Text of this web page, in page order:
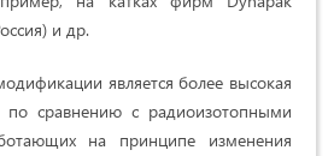
и др.
является более высокая
по сравнению с радиоизотопными
на принципе изменения